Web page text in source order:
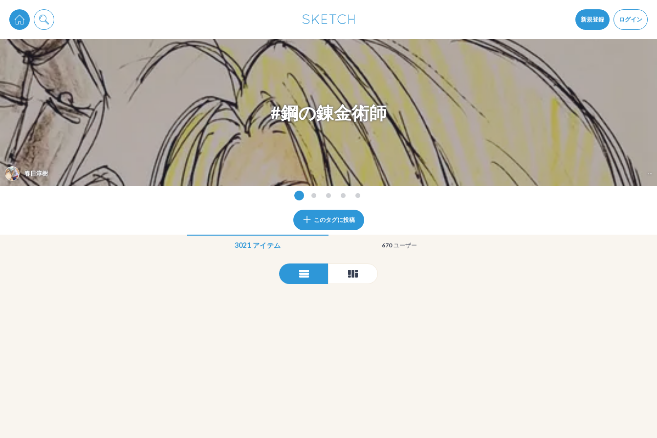
プライパシーポリシー を改定しました。
新規登録
ログイン
pixiv Sketchアプリでさらに快適に！
アプリをインストール
#鋼の錬金術師
春日淳樹 --
このタグに投稿
3021 アイテム 670 ユーザー